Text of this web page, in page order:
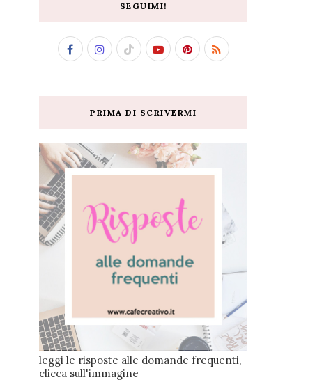
SEGUIMI!
PRIMA DI SCRIVERMI
leggi le risposte alle domande frequenti,
clicca sull'immagine